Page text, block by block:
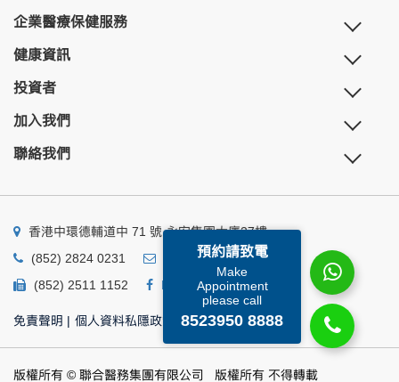
預約請致電
Make
Appointment
please call
8523950 8888
企業醫療保健服務
健康資訊
投資者
加入我們
聯絡我們
香港中環德輔道中 71 號 永安集團大廈27樓
(852) 2824 0231
business@ump.com.hk
(852) 2511 1152
Facebook Linkedin
免責聲明 | 個人資料私隱政策 | 個人資料收集聲明
版權所有 © 聯合醫務集團有限公司 版權所有 不得轉載